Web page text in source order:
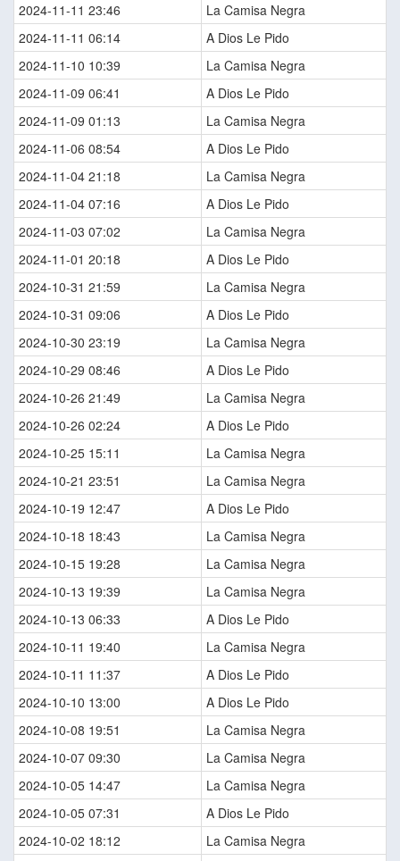
2024-11-11 23:46
La Camisa Negra
2024-11-11 06:14
A Dios Le Pido
2024-11-10 10:39
La Camisa Negra
2024-11-09 06:41
A Dios Le Pido
2024-11-09 01:13
La Camisa Negra
2024-11-06 08:54
A Dios Le Pido
2024-11-04 21:18
La Camisa Negra
2024-11-04 07:16
A Dios Le Pido
2024-11-03 07:02
La Camisa Negra
2024-11-01 20:18
A Dios Le Pido
2024-10-31 21:59
La Camisa Negra
2024-10-31 09:06
A Dios Le Pido
2024-10-30 23:19
La Camisa Negra
2024-10-29 08:46
A Dios Le Pido
2024-10-26 21:49
La Camisa Negra
2024-10-26 02:24
A Dios Le Pido
2024-10-25 15:11
La Camisa Negra
2024-10-21 23:51
La Camisa Negra
2024-10-19 12:47
A Dios Le Pido
2024-10-18 18:43
La Camisa Negra
2024-10-15 19:28
La Camisa Negra
2024-10-13 19:39
La Camisa Negra
2024-10-13 06:33
A Dios Le Pido
2024-10-11 19:40
La Camisa Negra
2024-10-11 11:37
A Dios Le Pido
2024-10-10 13:00
A Dios Le Pido
2024-10-08 19:51
La Camisa Negra
2024-10-07 09:30
La Camisa Negra
2024-10-05 14:47
La Camisa Negra
2024-10-05 07:31
A Dios Le Pido
2024-10-02 18:12
La Camisa Negra